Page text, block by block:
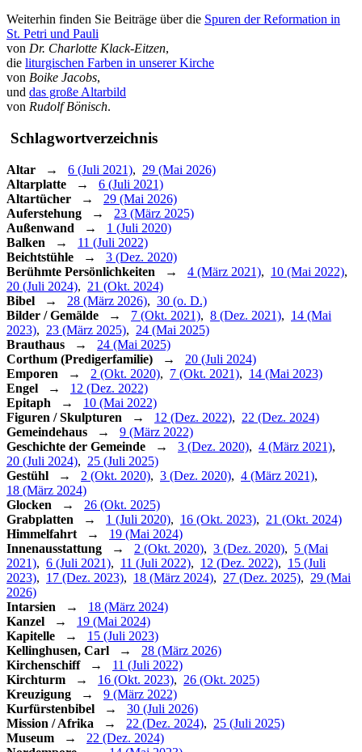
Weiterhin finden Sie Beiträge über die Spuren der Reformation in
St. Petri und Pauli
von Dr. Charlotte Klack-Eitzen,
die liturgischen Farben in unserer Kirche
von Boike Jacobs,
und das große Altarbild
von Rudolf Bönisch.
Schlagwortverzeichnis
Altar → 6 (Juli 2021), 29 (Mai 2026)
Altarplatte → 6 (Juli 2021)
Altartücher → 29 (Mai 2026)
Auferstehung → 23 (März 2025)
Außenwand → 1 (Juli 2020)
Balken → 11 (Juli 2022)
Beichtstühle → 3 (Dez. 2020)
Berühmte Persönlichkeiten → 4 (März 2021), 10 (Mai 2022),
20 (Juli 2024), 21 (Okt. 2024)
Bibel → 28 (März 2026), 30 (o. D.)
Bilder / Gemälde → 7 (Okt. 2021), 8 (Dez. 2021), 14 (Mai
2023), 23 (März 2025), 24 (Mai 2025)
Brauthaus → 24 (Mai 2025)
Corthum (Predigerfamilie) → 20 (Juli 2024)
Emporen → 2 (Okt. 2020), 7 (Okt. 2021), 14 (Mai 2023)
Engel → 12 (Dez. 2022)
Epitaph → 10 (Mai 2022)
Figuren / Skulpturen → 12 (Dez. 2022), 22 (Dez. 2024)
Gemeindehaus → 9 (März 2022)
Geschichte der Gemeinde → 3 (Dez. 2020), 4 (März 2021),
20 (Juli 2024), 25 (Juli 2025)
Gestühl → 2 (Okt. 2020), 3 (Dez. 2020), 4 (März 2021),
18 (März 2024)
Glocken → 26 (Okt. 2025)
Grabplatten → 1 (Juli 2020), 16 (Okt. 2023), 21 (Okt. 2024)
Himmelfahrt → 19 (Mai 2024)
Innenausstattung → 2 (Okt. 2020), 3 (Dez. 2020), 5 (Mai
2021), 6 (Juli 2021), 11 (Juli 2022), 12 (Dez. 2022), 15 (Juli
2023), 17 (Dez. 2023), 18 (März 2024), 27 (Dez. 2025), 29 (Mai
2026)
Intarsien → 18 (März 2024)
Kanzel → 19 (Mai 2024)
Kapitelle → 15 (Juli 2023)
Kellinghusen, Carl → 28 (März 2026)
Kirchenschiff→ 11 (Juli 2022)
Kirchturm → 16 (Okt. 2023), 26 (Okt. 2025)
Kreuzigung → 9 (März 2022)
Kurfürstenbibel → 30 (Juli 2026)
Mission / Afrika → 22 (Dez. 2024), 25 (Juli 2025)
Museum → 22 (Dez. 2024)